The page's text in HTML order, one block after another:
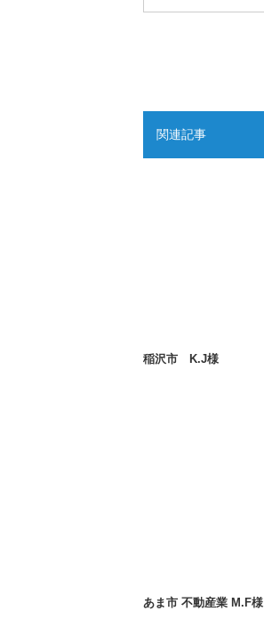
関連記事
稲沢市 K.J様
あま市 不動産業 M.F様